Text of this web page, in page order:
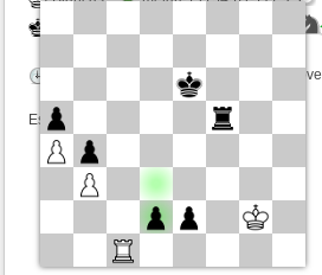
Tiempo: 8 minutes/side + 5 seconds/move
Esta partida es por puntos